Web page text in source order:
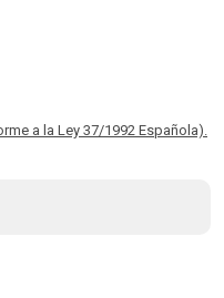
a la Ley 37/1992 Española).